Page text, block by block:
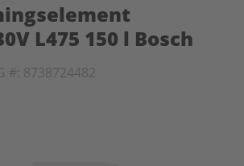
L475 150 l Bosch
#: 8738724482